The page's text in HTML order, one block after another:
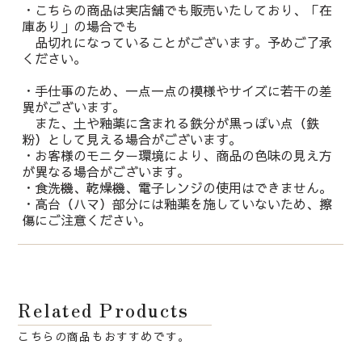
・こちらの商品は実店舗でも販売いたしており、「在
庫あり」の場合でも
品切れになっていることがございます。予めご了承
ください。
・手仕事のため、一点一点の模様やサイズに若干の差
異がございます。
また、土や釉薬に含まれる鉄分が黒っぽい点（鉄
粉）として見える場合がございます。
・お客様のモニター環境により、商品の色味の見え方
が異なる場合がございます。
・食洗機、乾燥機、電子レンジの使用はできません。
・高台（ハマ）部分には釉薬を施していないため、擦
傷にご注意ください。
Related Products